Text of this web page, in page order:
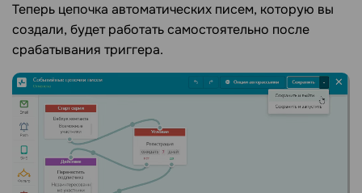
Теперь цепочка автоматических писем, которую вы
создали, будет работать самостоятельно после
срабатывания триггера.